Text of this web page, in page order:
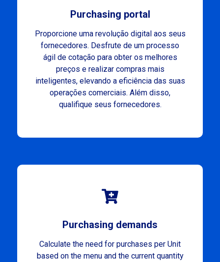
Purchasing portal
Proporcione uma revolução digital aos seus
fornecedores. Desfrute de um processo
ágil de cotação para obter os melhores
preços e realizar compras mais
inteligentes, elevando a eficiência das suas
operações comerciais. Além disso,
qualifique seus fornecedores.
Purchasing demands
Calculate the need for purchases per Unit
based on the menu and the current quantity